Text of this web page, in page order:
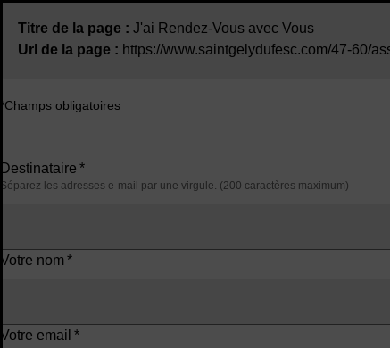
Titre de la page : J'ai Rendez-Vous avec Vous
Url de la page : https://www.saintgelydufesc.com/47-60/
*Champs obligatoires
Destinataire *
Séparez les adresses e-mail par une virgule. (200 caractères maximum)
Votre nom *
Votre email *